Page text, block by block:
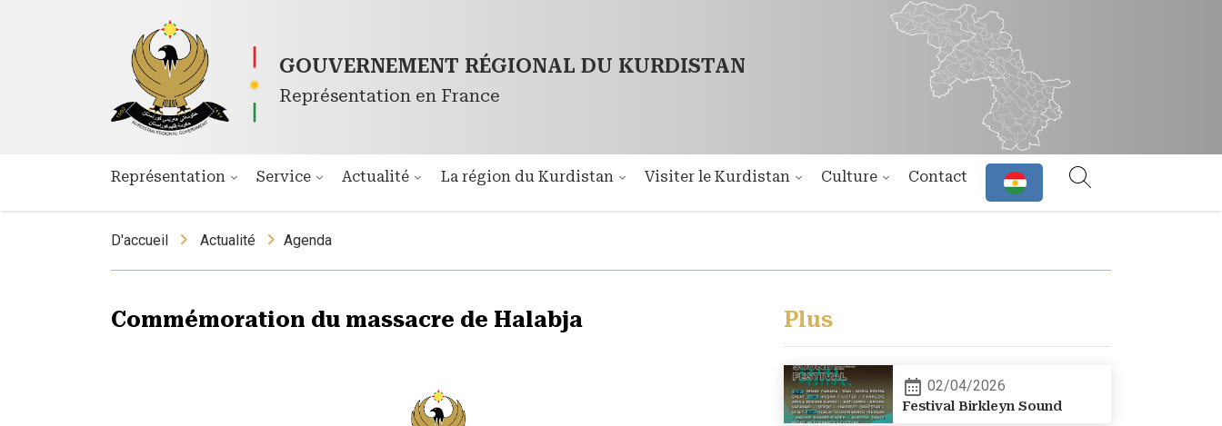
GOUVERNEMENT RÉGIONAL DU KURDISTAN
Représentation en France
Représentation Service Actualité La région du Kurdistan Visiter le Kurdistan Culture Contact
D'accueil Actualité Agenda
Commémoration du massacre de Halabja Plus
02/04/2026
Festival Birkleyn Sound